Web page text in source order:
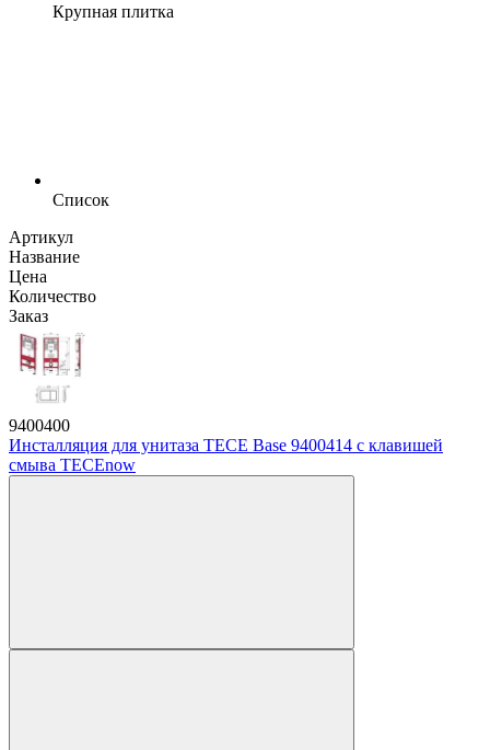
Крупная плитка
Список
Артикул
Название
Цена
Количество
Заказ
9400400
Инсталляция для унитаза TECE Base 9400414 с клавишей
смыва TECEnow